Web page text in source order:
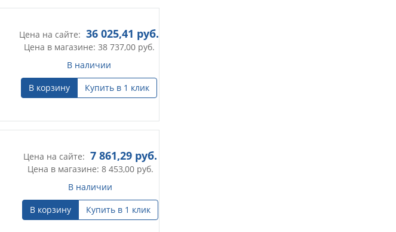
Цена на сайте: 36 025,41 руб.
Цена в магазине: 38 737,00руб.
В наличии
В корзину
Купить в 1 клик
Цена на сайте: 7 861,29 руб.
Цена в магазине: 8 453,00руб.
В наличии
В корзину
Купить в 1 клик